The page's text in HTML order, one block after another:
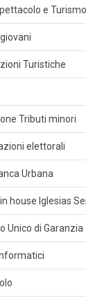
e Turismo
Turistiche
Tributi minori
elettorali
Urbana
house Iglesias
Unico di Garanzia